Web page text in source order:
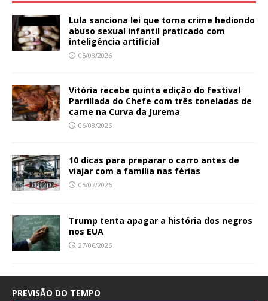
Lula sanciona lei que torna crime hediondo
abuso sexual infantil praticado com
inteligência artificial
06/08/2026
Vitória recebe quinta edição do festival
Parrillada do Chefe com três toneladas de
carne na Curva da Jurema
06/08/2026
10 dicas para preparar o carro antes de
viajar com a família nas férias
05/07/2026
Trump tenta apagar a história dos negros
nos EUA
27/06/2026
PREVISÃO DO TEMPO